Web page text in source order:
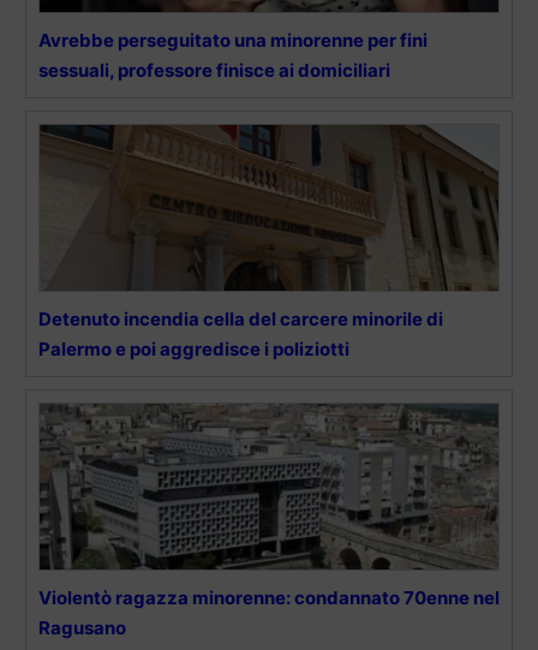
Avrebbe perseguitato una minorenne per fini
sessuali, professore finisce ai domiciliari
Detenuto incendia cella del carcere minorile di
Palermo e poi aggredisce i poliziotti
Violentò ragazza minorenne: condannato 70enne nel
Ragusano